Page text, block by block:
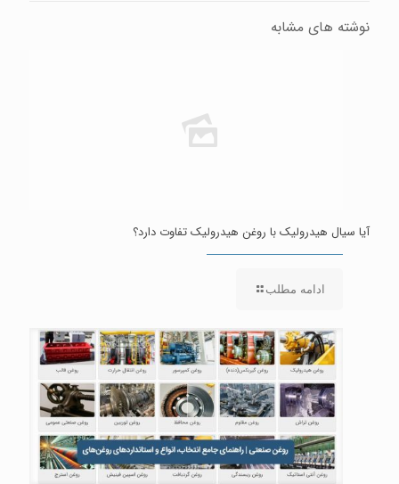
نوشته های مشابه
آیا سیال هیدرولیک با روغن هیدرولیک تفاوت دارد؟
ادامه مطلب